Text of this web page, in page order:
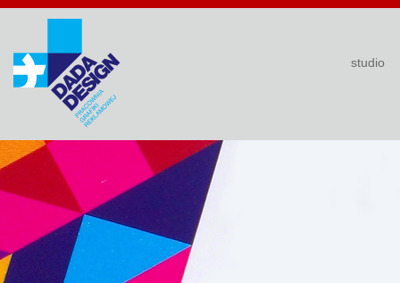
studio